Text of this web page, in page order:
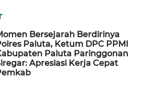
Bersejarah Berdirinya
Paluta, Ketum DPC PPMI
Paluta Paringgonan
Apresiasi Kerja Cepat